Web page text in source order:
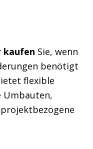
kaufen Sie, wenn
benötigt
flexible
Umbauten,